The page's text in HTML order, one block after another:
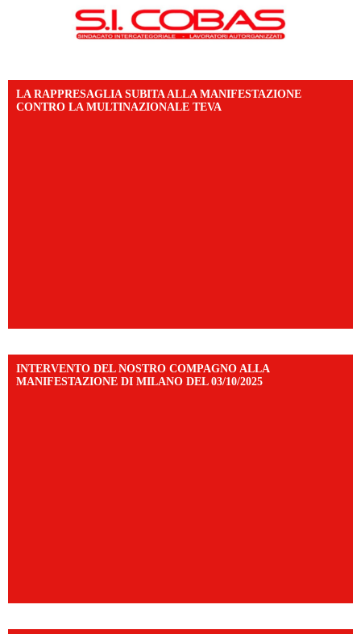
LA RAPPRESAGLIA SUBITA ALLA MANIFESTAZIONE
CONTRO LA MULTINAZIONALE TEVA
INTERVENTO DEL NOSTRO COMPAGNO ALLA
MANIFESTAZIONE DI MILANO DEL 03/10/2025